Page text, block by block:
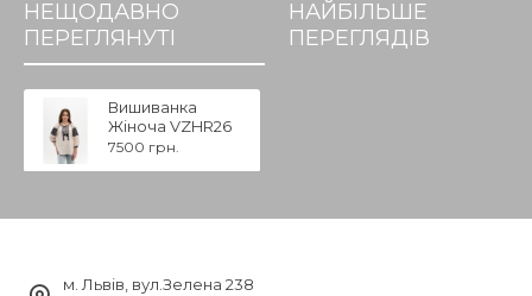
НЕЩОДАВНО
ПЕРЕГЛЯНУТІ
НАЙБІЛЬШЕ
ПЕРЕГЛЯДІВ
Вишиванка
Жіноча VZHR26
7500 грн.
м. Львів, вул.Зелена 238